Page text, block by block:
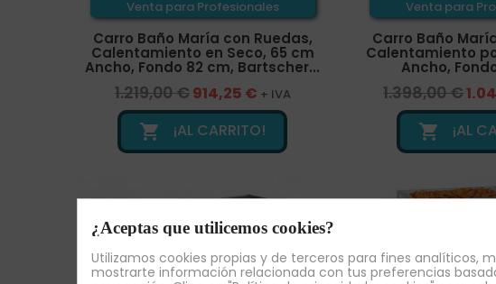
Venta para Profesionales
Carro Baño María con Ruedas,
Calentamiento en Seco, 65 cm
Ancho, Fondo 82 cm, Bartscher...
1.219,00 €914,25 € + IVA
 ¡AL CARRITO!
Venta para
Carro Baño
Calentamiento
Ancho,
1.398,00 €
 ¡AL
¿Aceptas que utilicemos cookies?
Utilizamos cookies propias y de terceros para fines analíticos,
mostrarte información relacionada con tus preferencias